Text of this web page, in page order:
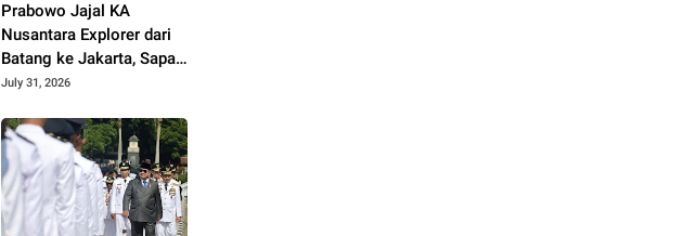
Prabowo Jajal KA
Nusantara Explorer dari
Batang ke Jakarta, Sapa
Hangat Warga
July 31, 2026